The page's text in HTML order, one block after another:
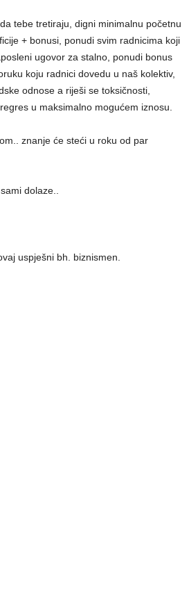
tebe tretiraju, digni minimalnu početnu
+ bonusi, ponudi svim radnicima koji
ugovor za stalno, ponudi bonus
koju radnici dovedu u naš kolektiv,
odnose a riješi se toksičnosti,
u maksimalno mogućem iznosu.
znanje će steći u roku od par
dolaze..
uspješni bh. biznismen.